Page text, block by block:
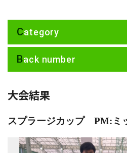
Category
Back number
大会結果
スプラージカップ PM:ミ